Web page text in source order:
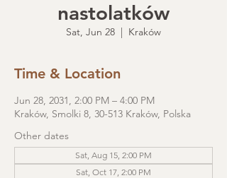
nastolatków
Sat, Jun 28
  |
Kraków
Time & Location
Jun 28, 2031, 2:00 PM – 4:00 PM
Kraków, Smolki 8, 30-513 Kraków, Polska
Other dates
Sat, Aug 15, 2:00 PM
Sat, Oct 17, 2:00 PM